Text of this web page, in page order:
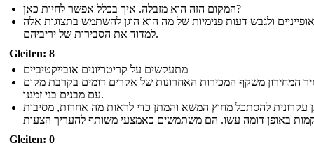
המקום הזה הוא מזבלה. איך בכלל אפשר לחיות כאן?
אופייניים ולגבש דעות פנימיות של מה הוא הוגן להשתמש בתצוגות אלה
למדוד את הסבירות של יריביהם.
Gleiten: 8
מתעקשים על קריטריונים אובייקטיביים
המחירון משקף המכירות האחרונות של אקרים דומים בקרבת מקום
עם מבנים בני זמננו.
עקרונית להסתכל מחוץ המשא והמתן כדי לראות מה אחרות, מסיבות
Gleiten: 0